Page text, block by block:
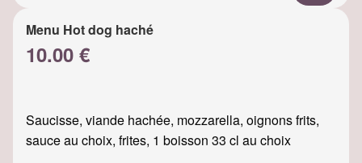
Menu Hot dog haché
10.00 €
Saucisse, viande hachée, mozzarella, oignons frits,
sauce au choix, frites, 1 boisson 33 cl au choix